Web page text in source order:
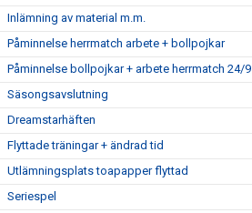
Inlämning av material m.m.
Påminnelse herrmatch arbete + bollpojkar
Påminnelse bollpojkar + arbete herrmatch 24/9
Säsongsavslutning
Dreamstarhäften
Flyttade träningar + ändrad tid
Utlämningsplats toapapper flyttad
Seriespel